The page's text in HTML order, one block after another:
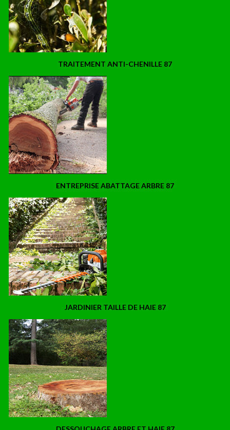
TRAITEMENT ANTI-CHENILLE 87
ENTREPRISE ABATTAGE ARBRE 87
JARDINIER TAILLE DE HAIE 87